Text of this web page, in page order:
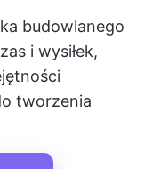
budowlanego
i wysiłek,
tworzenia